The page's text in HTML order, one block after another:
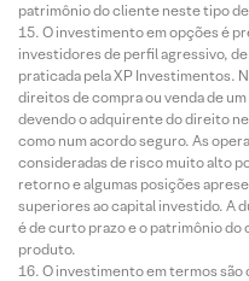
patrimônio do cliente neste tipo
O investimento em opções é
investidores de perfil agressivo,
praticada pela XP Investimentos.
direitos de compra ou venda de
devendo o adquirente do direito
como num acordo seguro. As
consideradas de risco muito alto
retorno e algumas posições
superiores ao capital investido. A
é de curto prazo e o patrimônio
produto.
O investimento em termos são